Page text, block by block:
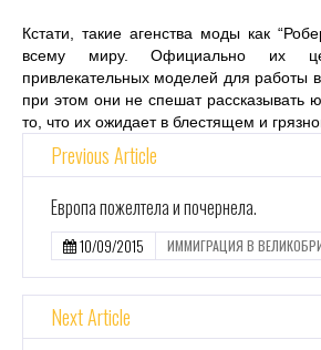
Кстати, такие агенства моды как
всему миру. Официально их
привлекательных моделей для
при этом они не спешат рассказывать
то, что их ожидает в блестящем и
Previous Article
Европа пожелтела и почернела.
10/09/2015 ИММИГРАЦИЯ В
Next Article